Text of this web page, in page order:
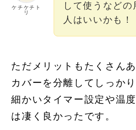
ケチケチト
リ
して使うなどの
人はいいかも！
ただメリットもたくさん
カバーを分離してしっか
細かいタイマー設定や温
は凄く良かったです。